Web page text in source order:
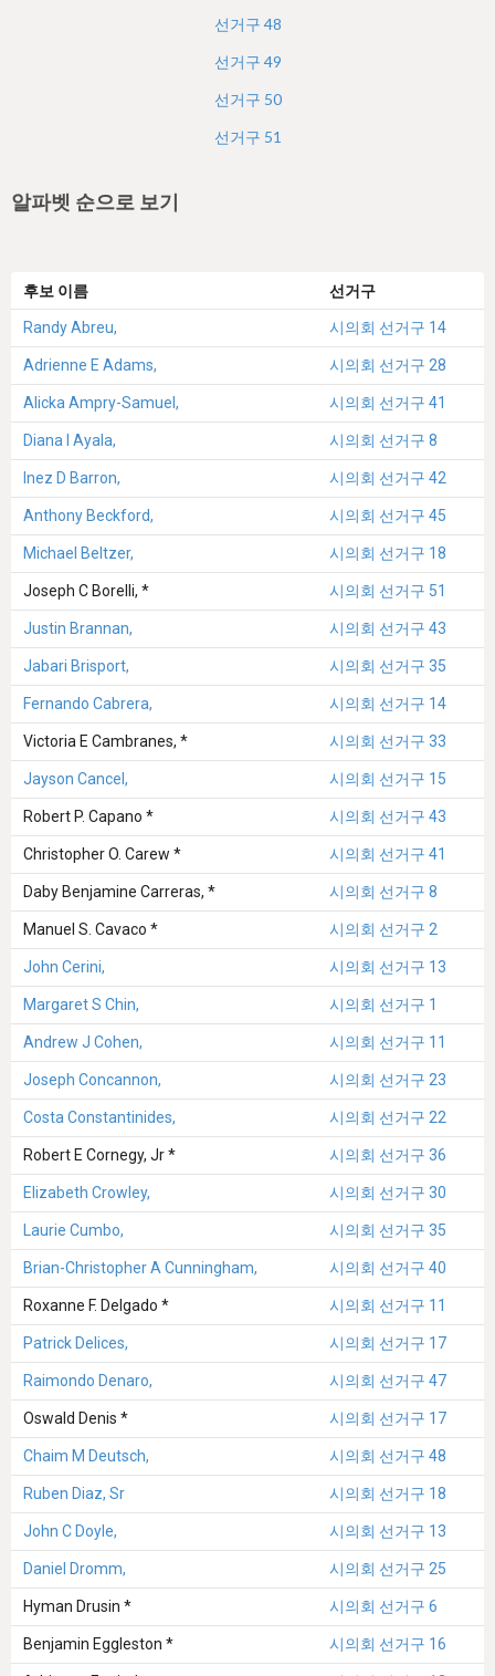
선거구 48
선거구 49
선거구 50
선거구 51
알파벳 순으로 보기
후보 이름 선거구
Randy Abreu, 시의회 선거구 14
Adrienne E Adams, 시의회 선거구 28
Alicka Ampry-Samuel, 시의회 선거구 41
Diana I Ayala, 시의회 선거구 8
Inez D Barron, 시의회 선거구 42
Anthony Beckford, 시의회 선거구 45
Michael Beltzer, 시의회 선거구 18
Joseph C Borelli, * 시의회 선거구 51
Justin Brannan, 시의회 선거구 43
Jabari Brisport, 시의회 선거구 35
Fernando Cabrera, 시의회 선거구 14
Victoria E Cambranes, * 시의회 선거구 33
Jayson Cancel, 시의회 선거구 15
Robert P. Capano * 시의회 선거구 43
Christopher O. Carew * 시의회 선거구 41
Daby Benjamine Carreras, * 시의회 선거구 8
Manuel S. Cavaco * 시의회 선거구 2
John Cerini, 시의회 선거구 13
Margaret S Chin, 시의회 선거구 1
Andrew J Cohen, 시의회 선거구 11
Joseph Concannon, 시의회 선거구 23
Costa Constantinides, 시의회 선거구 22
Robert E Cornegy, Jr * 시의회 선거구 36
Elizabeth Crowley, 시의회 선거구 30
Laurie Cumbo, 시의회 선거구 35
Brian-Christopher A Cunningham, 시의회 선거구 40
Roxanne F. Delgado * 시의회 선거구 11
Patrick Delices, 시의회 선거구 17
Raimondo Denaro, 시의회 선거구 47
Oswald Denis * 시의회 선거구 17
Chaim M Deutsch, 시의회 선거구 48
Ruben Diaz, Sr 시의회 선거구 18
John C Doyle, 시의회 선거구 13
Daniel Dromm, 시의회 선거구 25
Hyman Drusin * 시의회 선거구 6
Benjamin Eggleston * 시의회 선거구 16